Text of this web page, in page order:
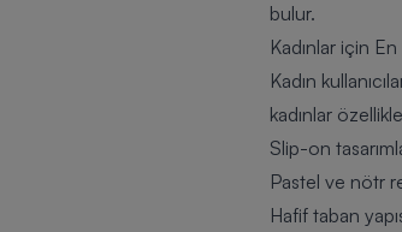
bulur.
Kadınlar için
Kadın
kadınlar
Slip-on
Pastel ve nötr
Hafif taban